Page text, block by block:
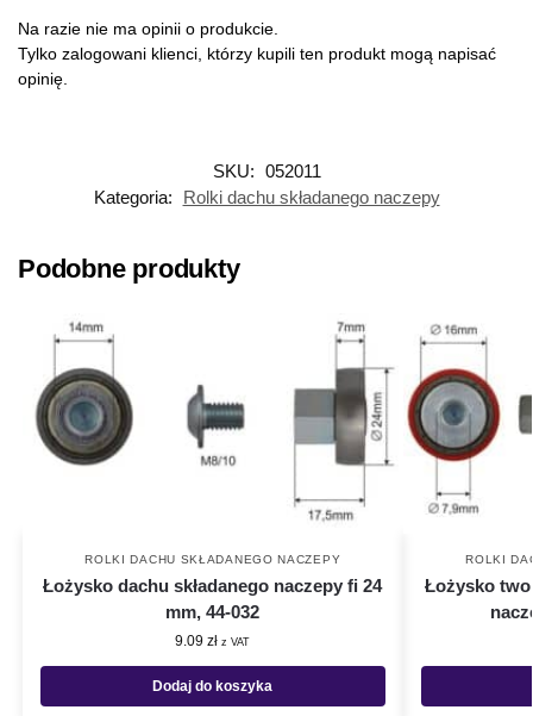
Na razie nie ma opinii o produkcie.
Tylko zalogowani klienci, którzy kupili ten produkt mogą napisać
opinię.
SKU: 052011
Kategoria:
Rolki dachu składanego naczepy
Podobne produkty
ROLKI DACHU SKŁADANEGO NACZEPY
Łożysko dachu składanego naczepy fi 24
mm, 44-032
9.09zł z VAT
Dodaj do koszyka
ROLKI
Łożysko